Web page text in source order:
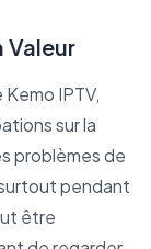
Valeur
IPTV,
sur la
problèmes de
pendant
être